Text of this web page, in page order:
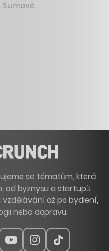
Šumavě
se tématům, která
od byznysu a startupů
až po bydlení,
nebo dopravu.